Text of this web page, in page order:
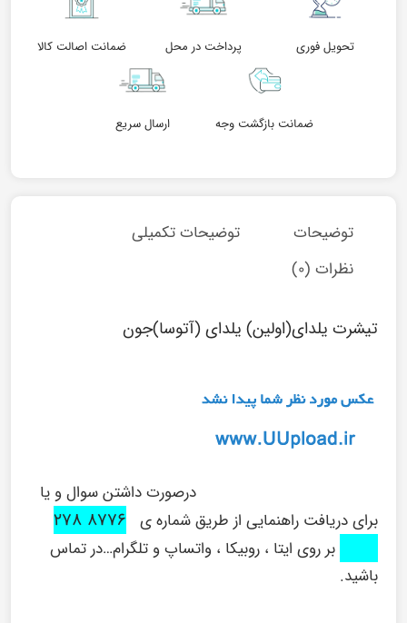
تحویل فوری پرداخت در محل ضمانت اصالت کالا
ضمانت بازگشت وجه ارسال سریع
توضیحات
توضیحات تکمیلی
نظرات (0)
تیشرت یلدای(اولین) یلدای (آتوسا)جون
درصورت داشتن سوال و یا
برای دریافت راهنمایی از طریق شماره ی
8776 278
بر روی ایتا ، روبیکا ، واتساپ و تلگرام…در تماس
باشید.